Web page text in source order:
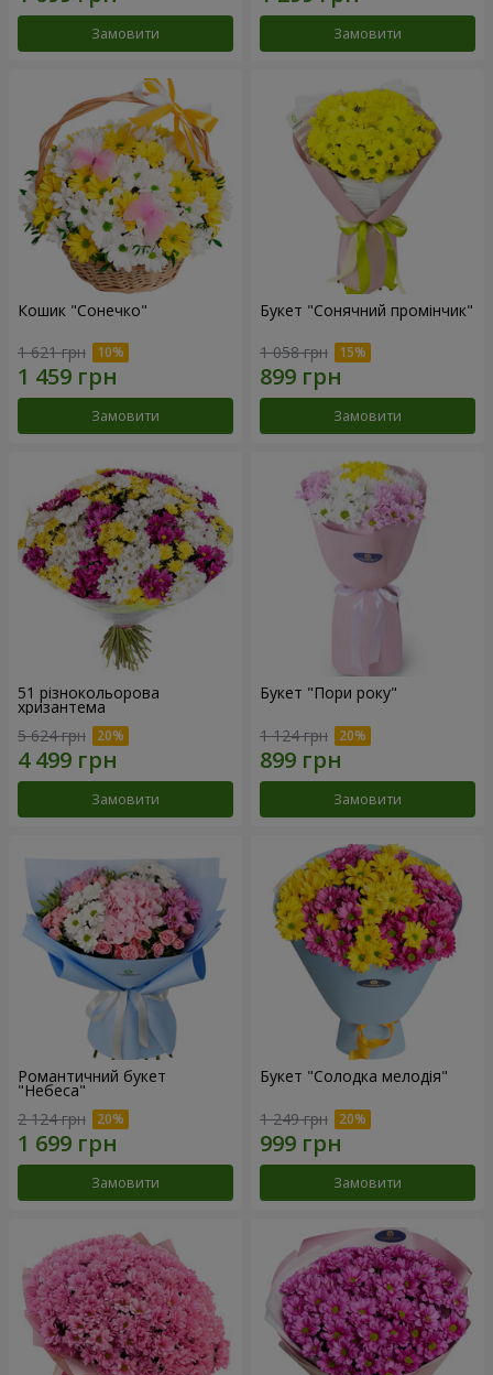
Замовити Замовити
Кошик "Сонечко"
1 621 грн
Замовити
Букет "Сонячний промінчик"
1 058 грн
Замовити
51 різнокольорова
хризантема
5 624 грн
Замовити
Букет "Пори року"
1 124 грн
Замовити
Романтичний букет
"Небеса"
2 124 грн
Замовити
Букет "Солодка мелодія"
1 249 грн
Замовити